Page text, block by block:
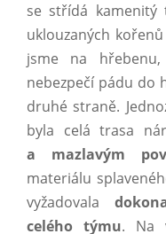
se střídá
uklouzaných
jsme na
nebezpečí pádu do
druhé straně.
byla celá trasa
a mazlavým
materiálu
vyžadovala
celého týmu. Na